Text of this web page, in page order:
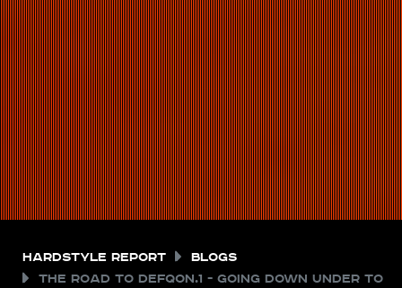
Hardstyle Report
Blogs
The Road to Defqon.1 - Going Down Under to